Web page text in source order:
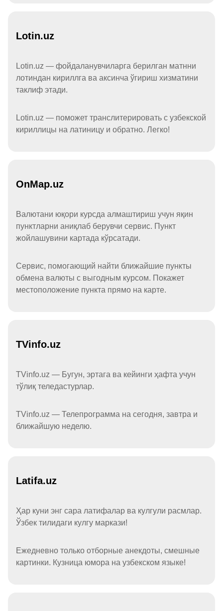
Lotin.uz
Lotin.uz — фойдаланувчиларга берилган матнни
лотиндан кириллга ва аксинча ўгириш хизматини
таклиф этади.
Lotin.uz — поможет транслитерировать с узбекской
кириллицы на латиницу и обратно. Легко!
OnMap.uz
Валютани юқори курсда алмаштириш учун яқин
пунктларни аниқлаб берувчи сервис. Пункт
жойлашувини картада кўрсатади.
Сервис, помогающий найти ближайшие пункты
обмена валюты с выгодным курсом. Покажет
местоположение пункта прямо на карте.
TVinfo.uz
TVinfo.uz — Бугун, эртага ва кейинги ҳафта учун
тўлиқ теледастурлар.
TVinfo.uz — Телепрограмма на сегодня, завтра и
ближайшую неделю.
Latifa.uz
Ҳар куни энг сара латифалар ва кулгули расмлар.
Ўзбек тилидаги кулгу маркази!
Ежедневно только отборные анекдоты, смешные
картинки. Кузница юмора на узбекском языке!